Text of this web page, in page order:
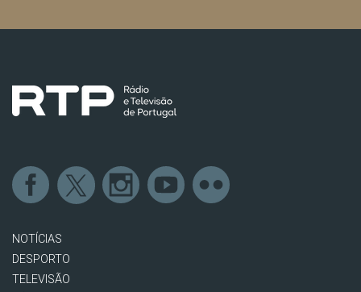
NOTÍCIAS
DESPORTO
TELEVISÃO